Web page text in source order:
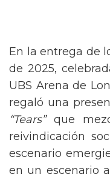
En la entrega de
de 2025,
UBS Arena de
regaló una
“Tears”que
reivindicación
escenario
en un escenario